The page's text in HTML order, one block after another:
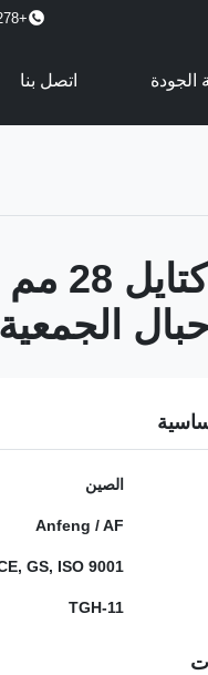
+86-13802941278
الجودة اتصل بنا
حديد
الجمعية
الصين
Anfeng / AF
GS, ISO 9001
TGH-11